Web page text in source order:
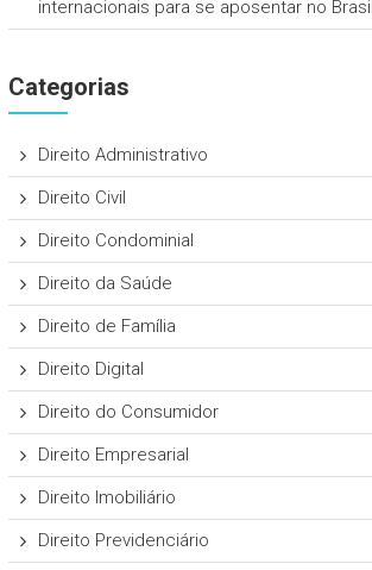
internacionais para se aposentar no Brasil
Categorias
Direito Administrativo
Direito Civil
Direito Condominial
Direito da Saúde
Direito de Família
Direito Digital
Direito do Consumidor
Direito Empresarial
Direito Imobiliário
Direito Previdenciário